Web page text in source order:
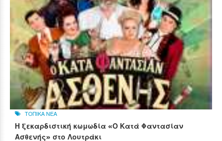
ΤΟΠΙΚΑ ΝΕΑ
Η ξεκαρδιστική κωμωδία «Ο Κατά Φαντασίαν
Ασθενής» στο Λουτράκι